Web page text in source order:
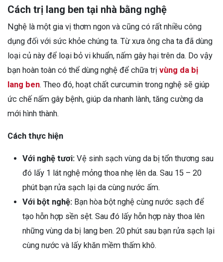
Cách trị lang ben tại nhà bằng nghệ
Nghệ là một gia vị thơm ngon và cũng có rất nhiều công
dụng đối với sức khỏe chúng ta. Từ xưa ông cha ta đã dùng
loại củ này để loại bỏ vi khuẩn, nấm gây hại trên da. Do vậy
bạn hoàn toàn có thể dùng nghệ để chữa trị vùng da bị
lang ben. Theo đó, hoạt chất curcumin trong nghệ sẽ giúp
ức chế nấm gây bệnh, giúp da nhanh lành, tăng cường da
mới hình thành.
Cách thực hiện
Với nghệ tươi: Vệ sinh sạch vùng da bị tổn thương sau
đó lấy 1 lát nghệ mỏng thoa nhẹ lên da. Sau 15 – 20
phút bạn rửa sạch lại da cùng nước ấm.
Với bột nghệ: Bạn hòa bột nghệ cùng nước sạch để
tạo hỗn hợp sền sệt. Sau đó lấy hỗn hợp này thoa lên
những vùng da bị lang ben. 20 phút sau bạn rửa sạch lại
cùng nước và lấy khăn mềm thấm khô.